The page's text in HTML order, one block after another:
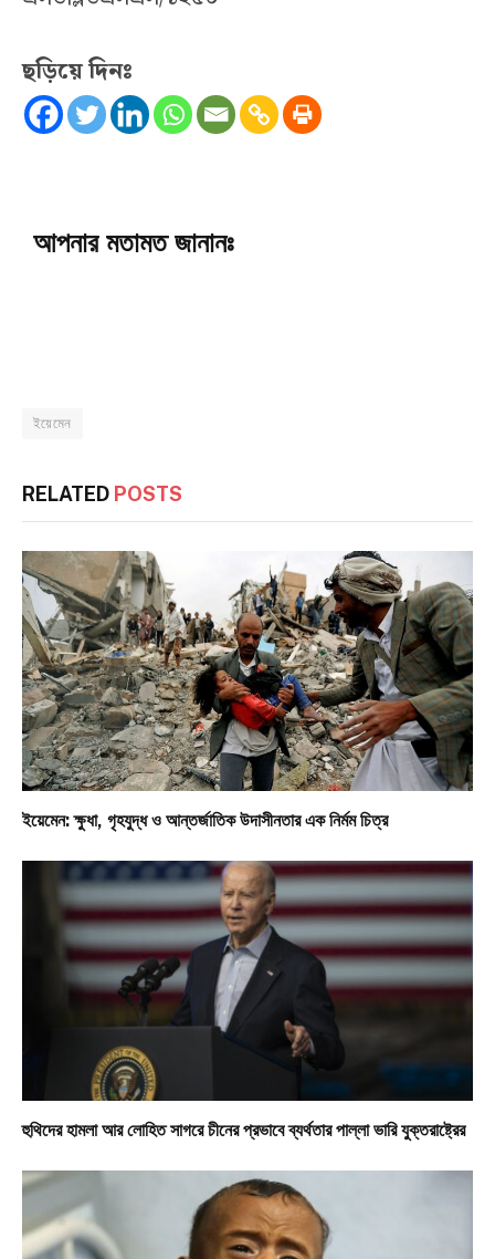
ছড়িয়ে দিনঃ
আপনার মতামত জানানঃ
ইয়েমেন
RELATED POSTS
ইয়েমেন: ক্ষুধা, গৃহযুদ্ধ ও আন্তর্জাতিক উদাসীনতার এক নির্মম চিত্র
হুথিদের হামলা আর লোহিত সাগরে চীনের প্রভাবে ব্যর্থতার পাল্লা ভারি যুক্তরাষ্ট্রের